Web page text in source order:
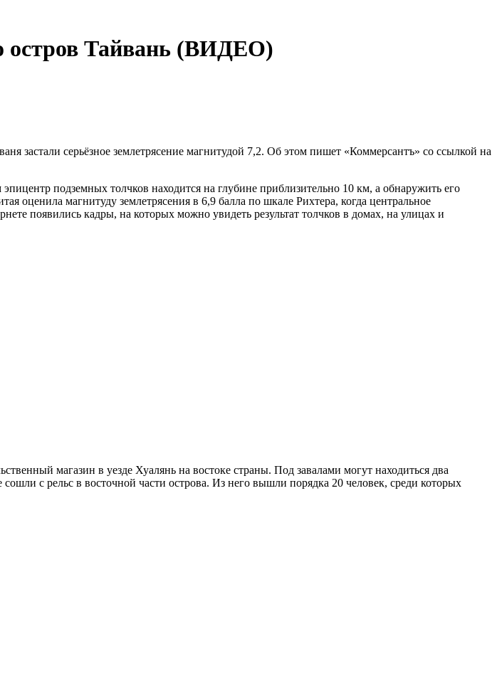
остров Тайвань (ВИДЕО)
застали серьёзное землетрясение магнитудой 7,2. Об этом пишет «Коммерсантъ» со ссылкой на
подземных толчков находится на глубине приблизительно 10 км, а обнаружить его
оценила магнитуду землетрясения в 6,9 балла по шкале Рихтера, когда центральное
появились кадры, на которых можно увидеть результат толчков в домах, на улицах и
магазин в уезде Хуалянь на востоке страны. Под завалами могут находиться два
с рельс в восточной части острова. Из него вышли порядка 20 человек, среди которых